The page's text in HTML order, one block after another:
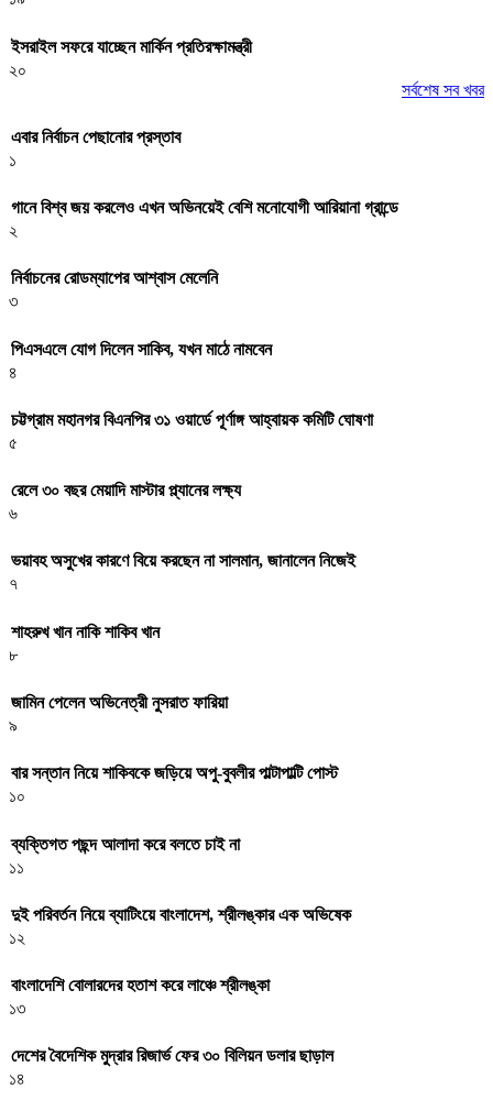
ইসরাইল সফরে যাচ্ছেন মার্কিন প্রতিরক্ষামন্ত্রী
২০
সর্বশেষ সব খবর
এবার নির্বাচন পেছানোর প্রস্তাব
১
গানে বিশ্ব জয় করলেও এখন অভিনয়েই বেশি মনোযোগী আরিয়ানা গ্রান্ডে
২
নির্বাচনের রোডম্যাপের আশ্বাস মেলেনি
৩
পিএসএলে যোগ দিলেন সাকিব, যখন মাঠে নামবেন
৪
চট্টগ্রাম মহানগর বিএনপির ৩১ ওয়ার্ডে পূর্ণাঙ্গ আহ্বায়ক কমিটি ঘোষণা
৫
রেলে ৩০ বছর মেয়াদি মাস্টার প্ল্যানের লক্ষ্য
৬
ভয়াবহ অসুখের কারণে বিয়ে করছেন না সালমান, জানালেন নিজেই
৭
শাহরুখ খান নাকি শাকিব খান
৮
জামিন পেলেন অভিনেত্রী নুসরাত ফারিয়া
৯
বার সন্তান নিয়ে শাকিবকে জড়িয়ে অপু-বুবলীর পাল্টাপাল্টি পোস্ট
১০
ব্যক্তিগত পছন্দ আলাদা করে বলতে চাই না
১১
দুই পরিবর্তন নিয়ে ব্যাটিংয়ে বাংলাদেশ, শ্রীলঙ্কার এক অভিষেক
১২
বাংলাদেশি বোলারদের হতাশ করে লাঞ্চে শ্রীলঙ্কা
১৩
দেশের বৈদেশিক মুদ্রার রিজার্ভ ফের ৩০ বিলিয়ন ডলার ছাড়াল
১৪